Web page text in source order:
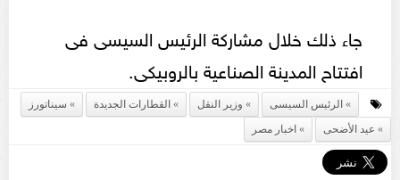
جاء ذلك خلال مشاركة الرئيس السيسى فى
افتتاح المدينة الصناعية بالروبيكى.
الرئيس السيسى وزير النقل القطارات الجديدة
سيناتورز
عيد الأضحى
اخبار مصر